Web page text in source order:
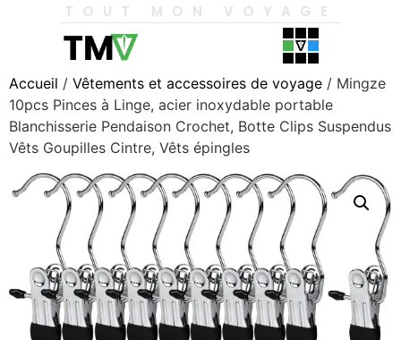
TOUT MON VOYAGE
Accueil / Vêtements et accessoires de voyage / Mingze
10pcs Pinces à Linge, acier inoxydable portable
Blanchisserie Pendaison Crochet, Botte Clips Suspendus
Vêts Goupilles Cintre, Vêts épingles